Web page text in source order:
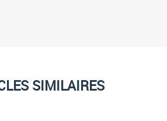
SIMILAIRES